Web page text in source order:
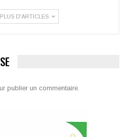
D'ARTICLES
publier un commentaire.